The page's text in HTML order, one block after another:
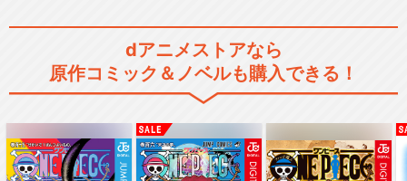
dアニメストアなら
原作コミック＆ノベルも購入できる！